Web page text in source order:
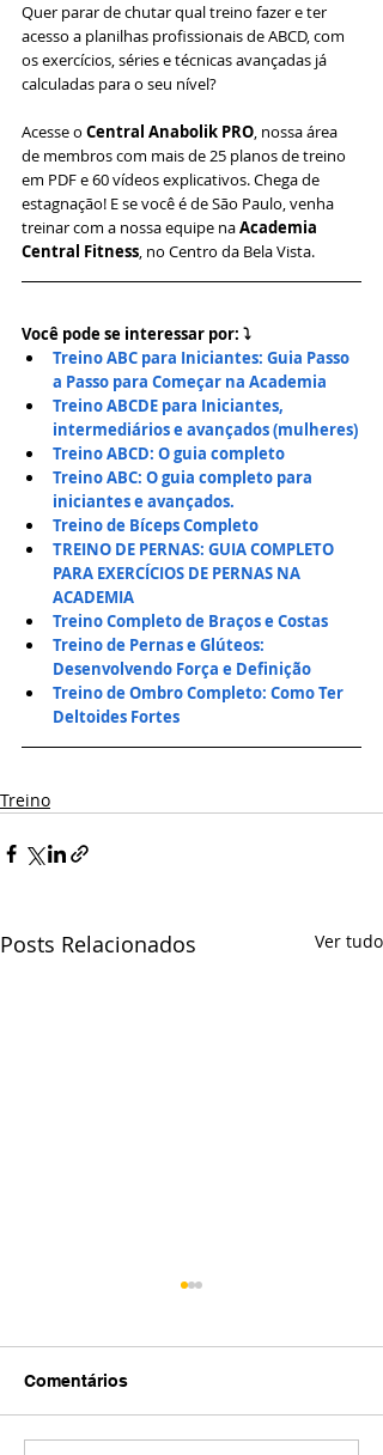
Quer parar de chutar qual treino fazer e ter
acesso a planilhas profissionais de ABCD, com
os exercícios, séries e técnicas avançadas já
calculadas para o seu nível?
Acesse o Central Anabolik PRO, nossa área
de membros com mais de 25 planos de treino
em PDF e 60 vídeos explicativos. Chega de
estagnação! E se você é de São Paulo, venha
treinar com a nossa equipe na Academia
Central Fitness, no Centro da Bela Vista.
Você pode se interessar por: ⤵
Treino ABC para Iniciantes: Guia Passo
a Passo para Começar na Academia
Treino ABCDE para Iniciantes,
intermediários e avançados (mulheres)
Treino ABCD: O guia completo
Treino ABC: O guia completo para
iniciantes e avançados.
Treino de Bíceps Completo
TREINO DE PERNAS: GUIA COMPLETO
PARA EXERCÍCIOS DE PERNAS NA
ACADEMIA
Treino Completo de Braços e Costas
Treino de Pernas e Glúteos:
Desenvolvendo Força e Definição
Treino de Ombro Completo: Como Ter
Deltoides Fortes
Treino
Posts Relacionados Ver tudo
Comentários